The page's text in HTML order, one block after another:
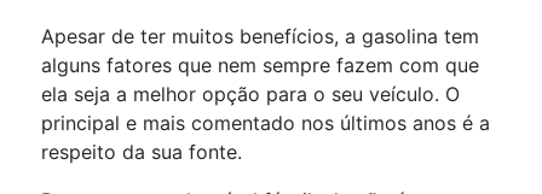
Apesar de ter muitos benefícios, a gasolina tem
alguns fatores que nem sempre fazem com que
ela seja a melhor opção para o seu veículo. O
principal e mais comentado nos últimos anos é a
respeito da sua fonte.